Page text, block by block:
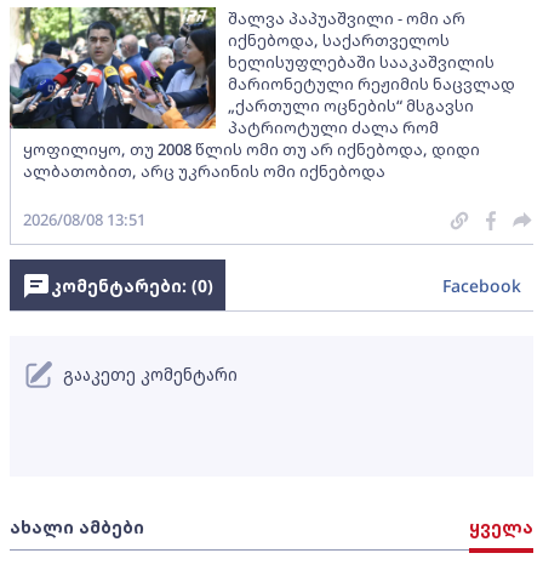
შალვა პაპუაშვილი - ომი არ
იქნებოდა, საქართველოს
ხელისუფლებაში სააკაშვილის
მარიონეტული რეჟიმის ნაცვლად
„ქართული ოცნების“ მსგავსი
პატრიოტული ძალა რომ
ყოფილიყო, თუ 2008 წლის ომი თუ არ იქნებოდა, დიდი
ალბათობით, არც უკრაინის ომი იქნებოდა
2026/08/08 13:51
ახალი ამბები ყველა
კომენტარები: (0) Facebook
გააკეთე კომენტარი